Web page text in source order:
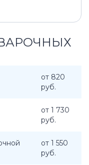
от 820
руб.
от 1 730
руб.
от 1 550
руб.